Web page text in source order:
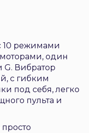
10 режимами
один
G. Вибратор
с гибким
под себя, легко
пульта и